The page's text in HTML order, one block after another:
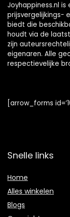
Joyhappiness.nl
prijsvergelijkings-
biedt die
houdt via de
zijn
eigenaren. Alle
respectievelijke
[arrow_forms
Snelle links
Home
Alles winkelen
Blogs